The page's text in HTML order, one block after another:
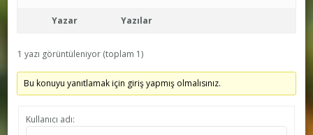
Yazar Yazılar
1 yazı görüntüleniyor (toplam 1)
Bu konuyu yanıtlamak için giriş yapmış olmalısınız.
Kullanıcı adı: